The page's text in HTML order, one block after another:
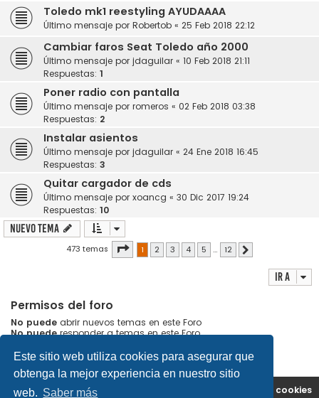
Este sitio web utiliza cookies para asegurar que
obtenga la mejor experiencia en nuestro sitio
web. Saber más
Toledo mk1 reestyling AYUDAAAA
Último mensaje por Robertob « 25 Feb 2018 22:12
Cambiar faros Seat Toledo año 2000
Último mensaje por jdaguilar « 10 Feb 2018 21:11
Respuestas: 1
Poner radio con pantalla
Último mensaje por romeros « 02 Feb 2018 03:38
Respuestas: 2
Instalar asientos
Último mensaje por jdaguilar « 24 Ene 2018 16:45
Respuestas: 3
Quitar cargador de cds
Último mensaje por xoancg « 30 Dic 2017 19:24
Respuestas: 10
Nuevo Tema
473 temas Página de 12
1 2 3 4 5 … 12
Ir a
Permisos del foro
No puede abrir nuevos temas en este Foro
No puederesponder a temas en este Foro
No puedeborrar sus mensajes en este Foro
Portal Índice general Borrar cookies